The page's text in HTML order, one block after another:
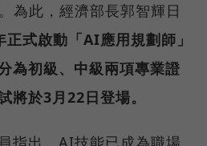
為此，經濟部長郭智輝日
式啟動「AI應用規劃師」
為初級、中級兩項專業證
將於3月22日登場。
指出，AI技能已成為職場